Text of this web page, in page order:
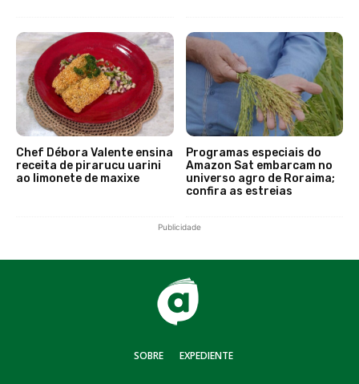
Chef Débora Valente ensina
receita de pirarucu uarini
ao limonete de maxixe
Programas especiais do
Amazon Sat embarcam no
universo agro de Roraima;
confira as estreias
Publicidade
SOBRE EXPEDIENTE